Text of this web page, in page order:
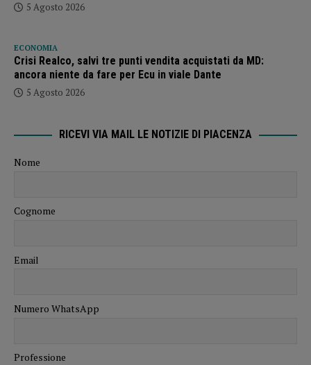
5 Agosto 2026
ECONOMIA
Crisi Realco, salvi tre punti vendita acquistati da MD:
ancora niente da fare per Ecu in viale Dante
5 Agosto 2026
RICEVI VIA MAIL LE NOTIZIE DI PIACENZA
Nome
Cognome
Email
Numero WhatsApp
Professione